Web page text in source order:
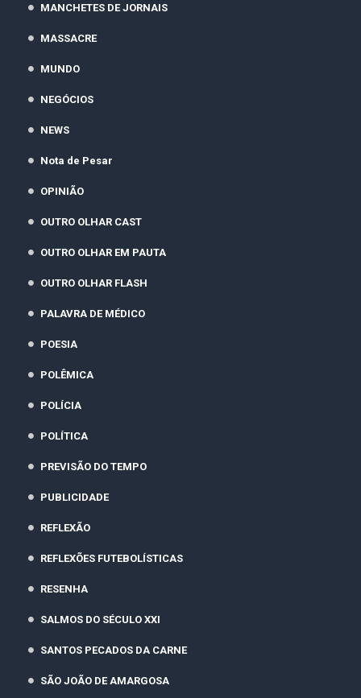
MANCHETES DE JORNAIS
MASSACRE
MUNDO
NEGÓCIOS
NEWS
Nota de Pesar
OPINIÃO
OUTRO OLHAR CAST
OUTRO OLHAR EM PAUTA
OUTRO OLHAR FLASH
PALAVRA DE MÉDICO
POESIA
POLÊMICA
POLÍCIA
POLÍTICA
PREVISÃO DO TEMPO
PUBLICIDADE
REFLEXÃO
REFLEXÕES FUTEBOLÍSTICAS
RESENHA
SALMOS DO SÉCULO XXI
SANTOS PECADOS DA CARNE
SÃO JOÃO DE AMARGOSA